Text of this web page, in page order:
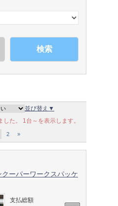
検索
並び替え▼
た。 1台～を表示します。
2 »
ーパーワークスパッケ
支払総額